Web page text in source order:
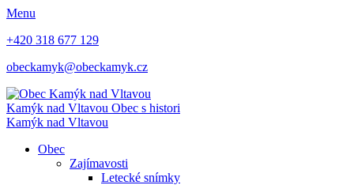
Menu
+420 318 677 129
obeckamyk@obeckamyk.cz
Kamýk nad Vltavou Obec s histori
Kamýk nad Vltavou
Obec
Zajímavosti
Letecké snímky